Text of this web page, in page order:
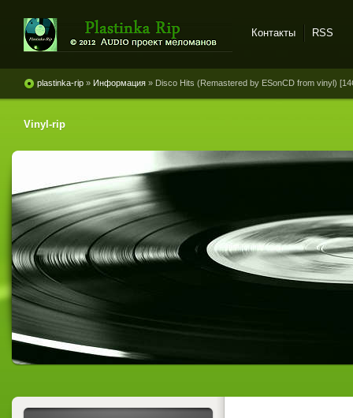
винила и магнитоальбомов
Контакты RSS
plastinka-rip » Информация » Disco Hits (Remastered by ESonCD from vinyl)
Vinyl-rip